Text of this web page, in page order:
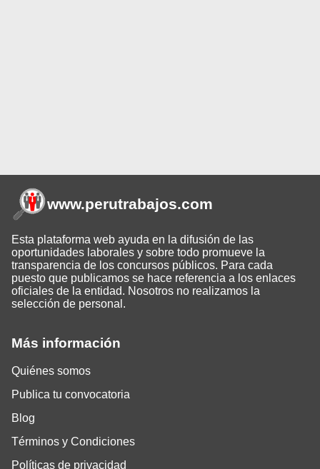
Más información
Quiénes somos
Publica tu convocatoria
Blog
Términos y Condiciones
Políticas de privacidad
www.perutrabajos.com
Esta plataforma web ayuda en la difusión de las
oportunidades laborales y sobre todo promueve la
transparencia de los concursos públicos. Para cada
puesto que publicamos se hace referencia a los enlaces
oficiales de la entidad. Nosotros no realizamos la
selección de personal.